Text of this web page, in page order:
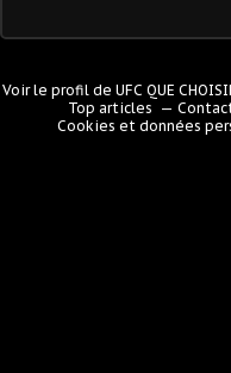
Voir le profil deUFC QUE
Top articles
Cookies et données